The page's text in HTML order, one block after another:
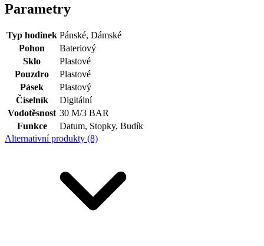
Parametry
Typ hodinek Pánské, Dámské
Pohon
Bateriový
Sklo
Plastové
Pouzdro
Plastové
Pásek
Plastový
Číselník
Digitální
Vodotěsnost 30 M/3 BAR
Funkce
Datum, Stopky, Budík
Alternativní produkty (8)